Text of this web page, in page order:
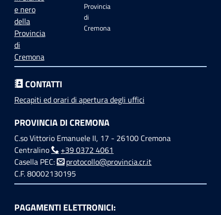
Provincia
di
Cremona
CONTATTI
Recapiti ed orari di apertura degli uffici
PROVINCIA DI CREMONA
C.so Vittorio Emanuele II, 17 - 26100 Cremona
Centralino
+39 0372 4061
Casella PEC:
protocollo@provincia.cr.it
C.F. 80002130195
PAGAMENTI ELETTRONICI: